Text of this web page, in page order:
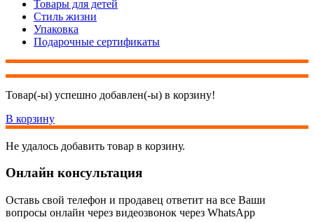
Товары для детей
Стиль жизни
Упаковка
Подарочные сертификаты
Товар(-ы) успешно добавлен(-ы) в корзину!
В корзину
Не удалось добавить товар в корзину.
Онлайн консультация
Оставь свой телефон и продавец ответит на все Ваши
вопросы онлайн через видеозвонок через WhatsApp